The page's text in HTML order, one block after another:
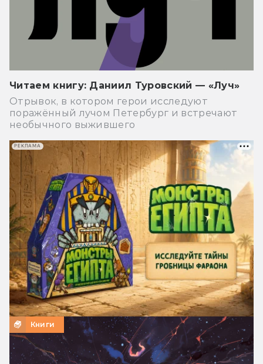
Читаем книгу: Даниил Туровский — «Луч»
Отрывок, в котором герои исследуют
поражённый лучом Петербург и встречают
необычного выжившего
Книги
РЕКЛАМА